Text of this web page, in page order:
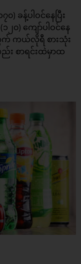
ခန့်ပါဝင်နေပြီး
) ကျော်ပါဝင်နေ
က် ကယ်လိုရီ စားသုံး
း စာရင်းထဲမှာထ